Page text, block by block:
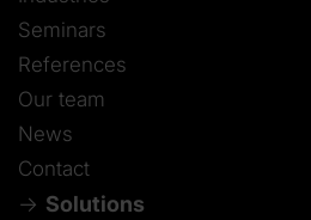
Seminars
References
Our team
News
Contact
Solutions